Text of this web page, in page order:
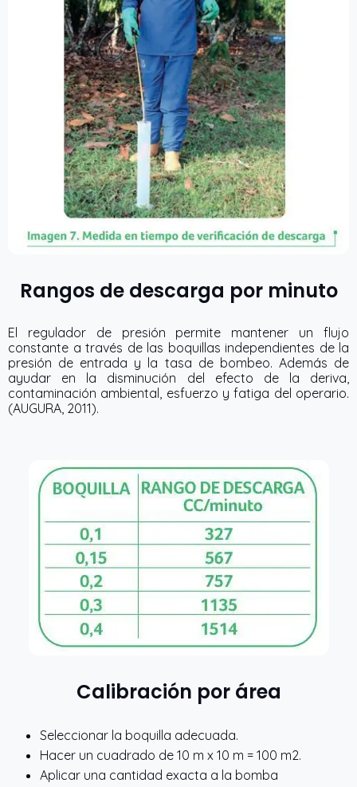
Rangos de descarga por minuto
El regulador de presión permite mantener un flujo
constante a través de las boquillas independientes de la
presión de entrada y la tasa de bombeo. Además de
ayudar en la disminución del efecto de la deriva,
contaminación ambiental, esfuerzo y fatiga del operario.
(AUGURA, 2011).
Calibración por área
Seleccionar la boquilla adecuada.
Hacer un cuadrado de 10 m x 10 m = 100 m2.
Aplicar una cantidad exacta a la bomba